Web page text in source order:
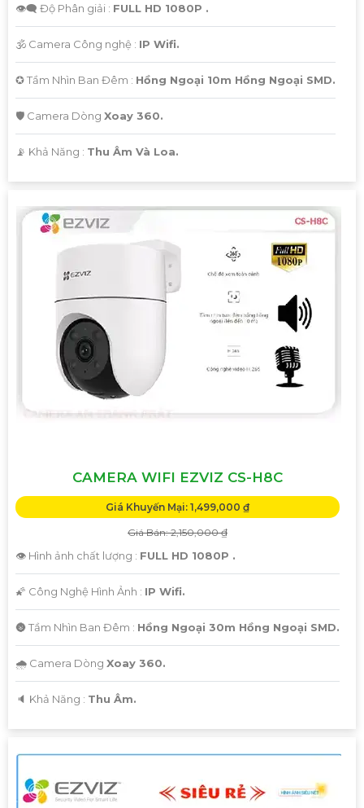
👁️‍🗨 Độ Phân giải : FULL HD 1080P .
🕉️ Camera Công nghệ : IP Wifi.
✪ Tầm Nhìn Ban Đêm : Hồng Ngoại 10m Hồng Ngoại SMD.
🛡 Camera Dòng Xoay 360.
️📡 Khả Năng : Thu Âm Và Loa.
CAMERA WIFI EZVIZ CS-H8C
Giá Khuyến Mại: 1,499,000 ₫
Giá Bán: 2,150,000 ₫
👁 Hình ảnh chất lượng : FULL HD 1080P .
🌠 Công Nghệ Hình Ảnh : IP Wifi.
🌚 Tầm Nhìn Ban Đêm : Hồng Ngoại 30m Hồng Ngoại SMD.
🌧️ Camera Dòng Xoay 360.
️🔈 Khả Năng : Thu Âm.